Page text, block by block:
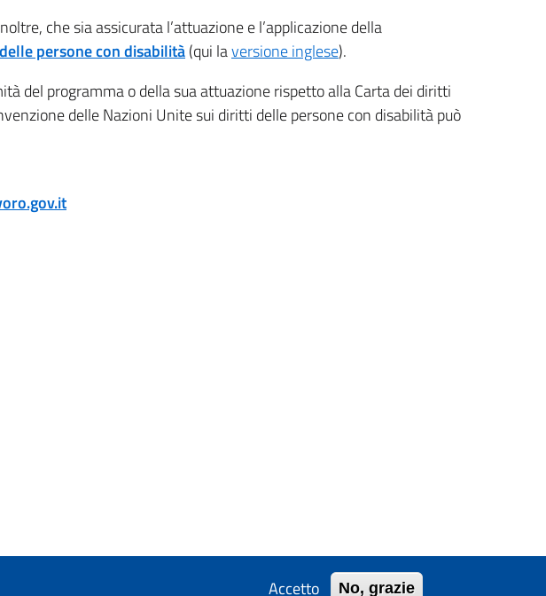
che sia assicurata l’attuazione e l’applicazione della
persone con disabilità(qui laversione inglese).
del programma o della sua attuazione rispetto alla Carta dei diritti
delle Nazioni Unite sui diritti delle persone con disabilità può
Accetto No, grazie